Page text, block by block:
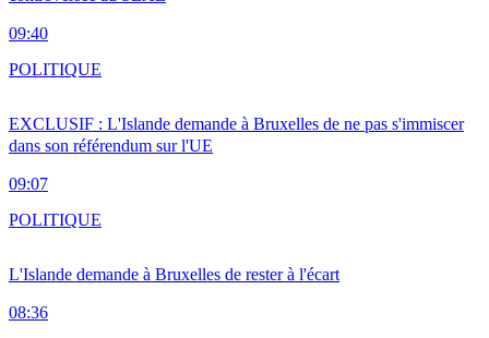
09:40
EXCLUSIF : L'Islande demande à Bruxelles de ne pas s'immiscer
dans son référendum sur l'UE
09:07
POLITIQUE
L'Islande demande à Bruxelles de rester à l'écart
08:36
POLITIQUE